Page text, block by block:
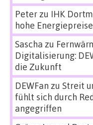
Peterzu IHK
hohe
Sascha zu
Digitalisierung:
die Zukunft
DEWFan zu Streit
fühlt sich durch
angegriffen